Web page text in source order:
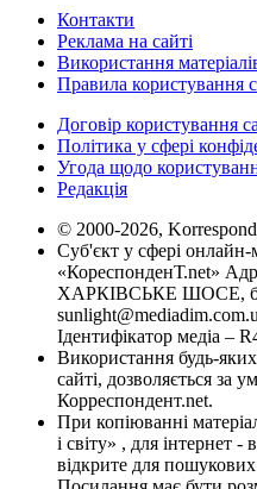
Контакти
Реклама на сайті
Використання
Правила користування
Договір користування
Політика у сфері
Угода щодо
Редакція
© 2000-2026,
Суб'єкт у сфері онлайн-
«КореспонденТ.net»
ХАРКІВСЬКЕ ШОСЕ,
Ідентифікатор медіа –
Використання будь-
сайті, дозволяється за
Корреспондент.net.
При копіюванні
і світу» , для інтернет
відкрите для